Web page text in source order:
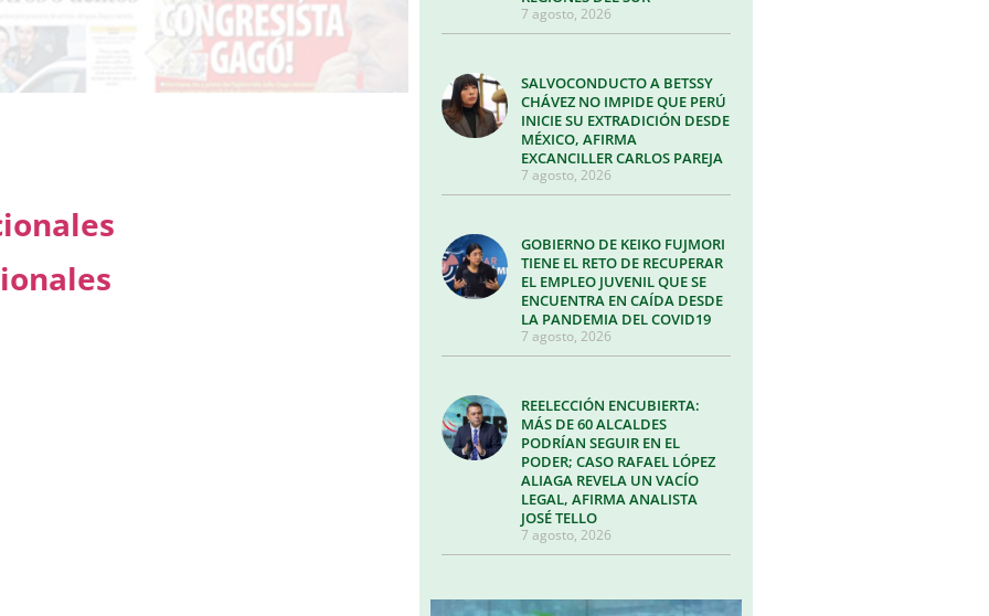
7 agosto, 2026
SALVOCONDUCTO A BETSSY
CHÁVEZ NO IMPIDE QUE PERÚ
INICIE SU EXTRADICIÓN DESDE
MÉXICO, AFIRMA
EXCANCILLER CARLOS PAREJA
7 agosto, 2026
GOBIERNO DE KEIKO FUJMORI
TIENE EL RETO DE RECUPERAR
EL EMPLEO JUVENIL QUE SE
ENCUENTRA EN CAÍDA DESDE
LA PANDEMIA DEL COVID19
7 agosto, 2026
REELECCIÓN ENCUBIERTA:
MÁS DE 60 ALCALDES
PODRÍAN SEGUIR EN EL
PODER; CASO RAFAEL LÓPEZ
ALIAGA REVELA UN VACÍO
LEGAL, AFIRMA ANALISTA
JOSÉ TELLO
7 agosto, 2026